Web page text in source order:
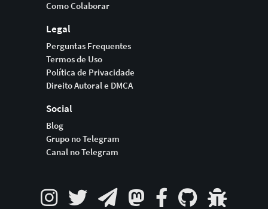
Como Colaborar
Legal
Perguntas Frequentes
Termos de Uso
Política de Privacidade
Direito Autoral e DMCA
Social
Blog
Grupo no Telegram
Canal no Telegram